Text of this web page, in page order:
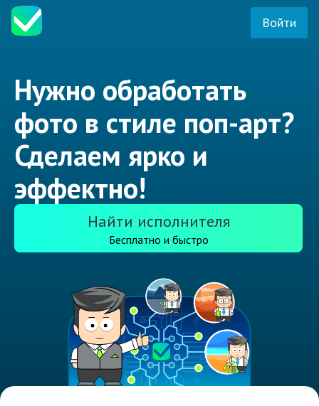
Войти
Нужно обработать
фото в стиле поп-арт?
Сделаем ярко и
эффектно!
Найти исполнителя
Бесплатно и быстро